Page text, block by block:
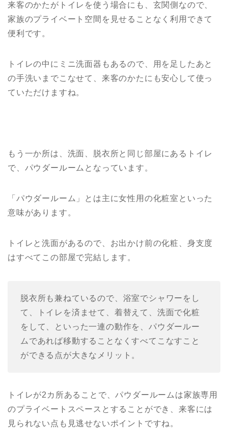
来客のかたがトイレを使う場合にも、玄関側なので、
家族のプライベート空間を見せることなく利用できて
便利です。
トイレの中にミニ洗面器もあるので、用を足したあと
の手洗いまでこなせて、来客のかたにも安心して使っ
ていただけますね。
もう一か所は、洗面、脱衣所と同じ部屋にあるトイレ
で、パウダールームとなっています。
「パウダールーム」とは主に女性用の化粧室といった
意味があります。
トイレと洗面があるので、お出かけ前の化粧、身支度
はすべてこの部屋で完結します。
脱衣所も兼ねているので、浴室でシャワーをし
て、トイレを済ませて、着替えて、洗面で化粧
をして、といった一連の動作を、パウダールー
ムであれば移動することなくすべてこなすこと
ができる点が大きなメリット。
トイレが2カ所あることで、パウダールームは家族専用
のプライベートスペースとすることができ、来客には
見られない点も見逃せないポイントですね。